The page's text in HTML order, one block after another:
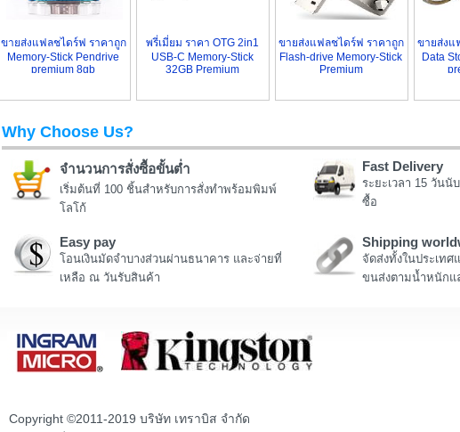
ขายส่งแฟลชไดร์ฟ ราคาถูก
Memory-Stick Pendrive
premium 8gb
พรี่เมี่ยม ราคา OTG 2in1
USB-C Memory-Stick
32GB Premium
ขายส่งแฟลชไดร์ฟ ราคาถูก
Flash-drive Memory-Stick
Premium
ขายส่งแ
Data
Why Choose Us?
จำนวนการสั่งซื้อขั้นต่ำ
เริ่มต้นที่ 100 ชิ้นสำหรับการสั่งทำพร้อมพิมพ์
โลโก้
Fast Delivery
ระยะเวลา 15 วัน
ซื้อ
Easy pay
โอนเงินมัดจำบางส่วนผ่านธนาคาร และจ่ายที่
เหลือ ณ วันรับสินค้า
Shipping
จัดส่งทั้งในประเทศ
ขนส่งตามน้ำหนักแ
Copyright ©2011-2019 บริษัท เทราบิส จำกัด